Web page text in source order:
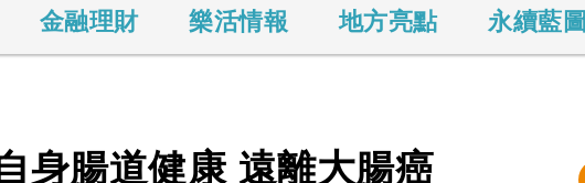
金融理財 樂活情報 地方亮點 永續藍圖
身腸道健康 遠離大腸癌